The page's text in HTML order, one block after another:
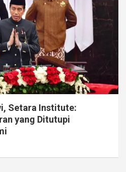
Setara Institute:
yang Ditutupi